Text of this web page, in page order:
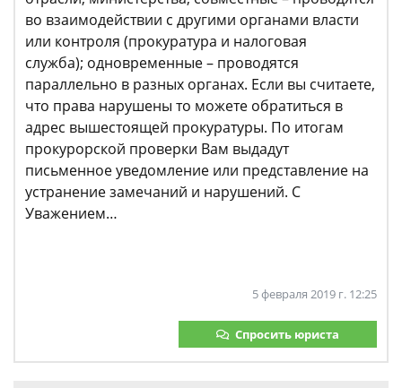
во взаимодействии с другими органами власти
или контроля (прокуратура и налоговая
служба); одновременные – проводятся
параллельно в разных органах. Если вы считаете,
что права нарушены то можете обратиться в
адрес вышестоящей прокуратуры. По итогам
прокурорской проверки Вам выдадут
письменное уведомление или представление на
устранение замечаний и нарушений. С
Уважением…
5 февраля 2019 г. 12:25
Спросить юриста